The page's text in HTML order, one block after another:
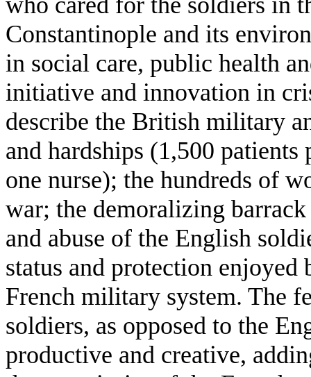
Constantinople and its
in social care, public health
initiative and innovation in
describe the British military
and hardships (1,500
one nurse); the hundreds of
war; the demoralizing
and abuse of the English
status and protection
French military system. The
soldiers, as opposed to the
productive and creative,